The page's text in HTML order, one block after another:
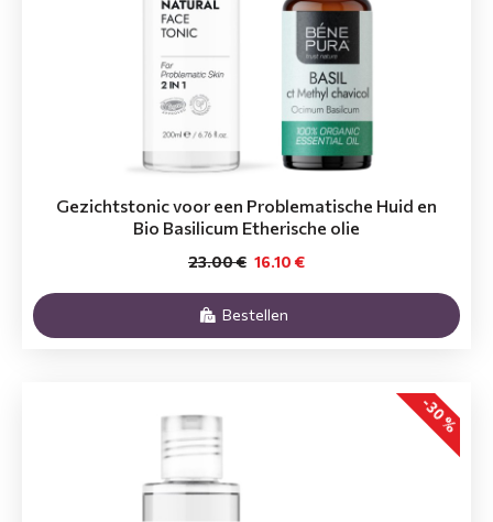
Gezichtstonic voor een Problematische Huid en
Bio Basilicum Etherische olie
16.10 €
23.00 €
Bestellen
-30 %